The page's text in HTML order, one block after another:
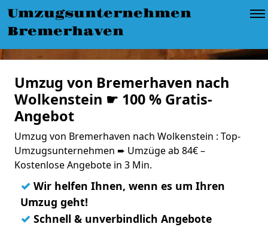
Umzugsunternehmen
Bremerhaven
Umzug von Bremerhaven nach
Wolkenstein ☛ 100 % Gratis-
Angebot
Umzug von Bremerhaven nach Wolkenstein : Top-
Umzugsunternehmen ➨ Umzüge ab 84€ –
Kostenlose Angebote in 3 Min.
✓ Wir helfen Ihnen, wenn es um Ihren
Umzug geht!
✓ Schnell & unverbindlich Angebote